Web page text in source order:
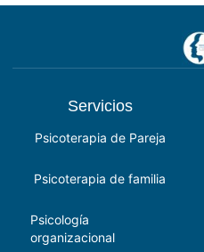
Servicios
Psicoterapia de Pareja
Psicoterapia de familia
Psicología
organizacional